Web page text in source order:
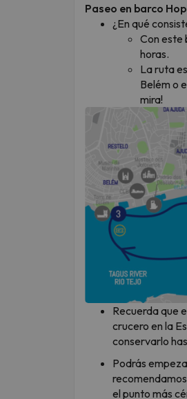
Paseo en barco
¿En qué
Con este
horas.
La ruta
Belém o
mira!
Recuerda que
crucero en la
conservarlo
Podrás
el punto más